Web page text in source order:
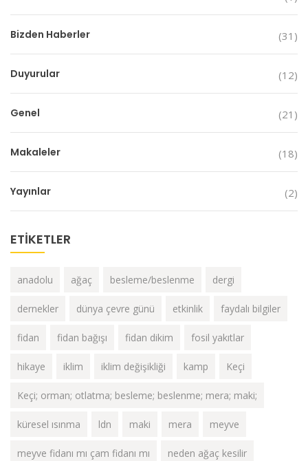
Bizden Haberler (31)
Duyurular (12)
Genel (21)
Makaleler (18)
Yayınlar (2)
ETIKETLER
anadolu ağaç besleme/beslenme dergi
dernekler dünya çevre günü etkinlik faydalı bilgiler
fidan fidan bağışı fidan dikim fosil yakıtlar
hikaye iklim iklim değişikliği kamp Keçi
Keçi; orman; otlatma; besleme; beslenme; mera; maki;
küresel ısınma ldn maki mera meyve
meyve fidanı mı çam fidanı mı neden ağaç kesilir